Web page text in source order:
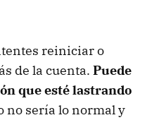
reiniciar o
de la cuenta. Puede
que esté lastrando
no sería lo normal y